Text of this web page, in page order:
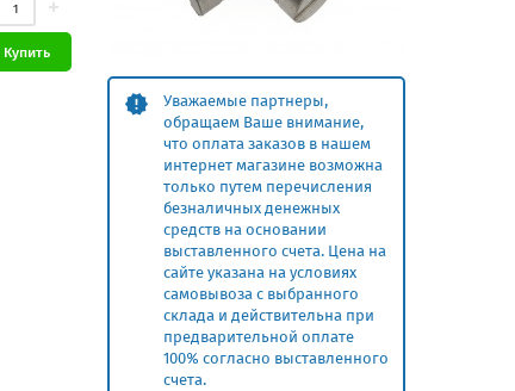
Уважаемые партнеры,
обращаем Ваше внимание,
что оплата заказов в нашем
интернет магазине возможна
только путем перечисления
безналичных денежных
средств на основании
выставленного счета. Цена на
сайте указана на условиях
самовывоза с выбранного
склада и действительна при
предварительной оплате
100% согласно выставленного
счета.
Купить